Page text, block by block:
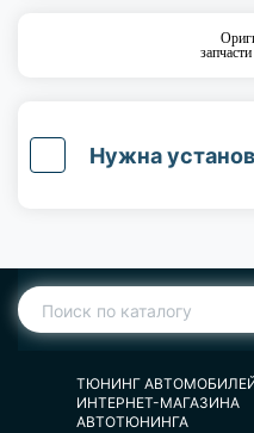
Нужна
ТЮНИНГ
ИНТЕРНЕТ-МАГАЗИНА
АВТОТЮНИНГА